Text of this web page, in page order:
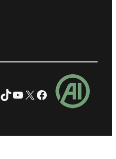
TikTok
YouTube
X Facebook